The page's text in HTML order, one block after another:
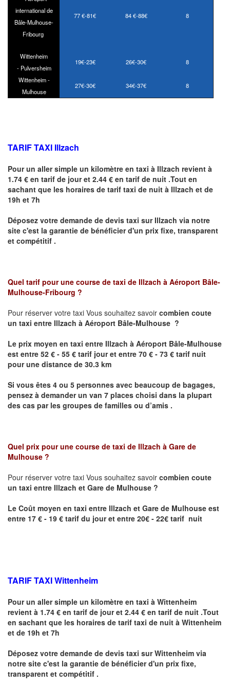
international de
Bâle-Mulhouse-
Fribourg
77 €-81€ 84 €-88€ 8
Wittenheim
- Pulversheim
19€-23€ 26€-30€ 8
Wittenheim -
Mulhouse
27€-30€ 34€-37€ 8
TARIF TAXI Illzach
Pour un aller simple un kilomètre en taxi à Illzach revient à
1.74 € en tarif de jour et 2.44 € en tarif de nuit .Tout en
sachant que les horaires de tarif taxi de nuit à Illzach et de
19h et 7h
Déposez votre demande de devis taxi surIllzach via notre
site c'est la garantie de bénéficier d'un prix fixe, transparent
et compétitif .
Quel tarif pour une course de taxi de Illzach à Aéroport Bâle-
Mulhouse-Fribourg ?
Pour réserver votre taxi Vous souhaitez savoir combien coute
un taxi entre Illzach à Aéroport Bâle-Mulhouse ?
Le prix moyen en taxi entre Illzach à Aéroport Bâle-Mulhouse
est entre 52 € - 55 € tarif jour et entre 70 € - 73 € tarif nuit
pour une distance de 30.3 km
Si vous êtes 4 ou 5 personnes avec beaucoup de bagages,
pensez à demander un van 7 places choisi dans la plupart
des cas par les groupes de familles ou d’amis .
Quel prix pour une course de taxi de Illzach à Gare de
Mulhouse ?
Pour réserver votre taxi Vous souhaitez savoir combien coute
un taxi entre Illzach et Gare de Mulhouse ?
Le Coût moyen en taxi entre Illzach et Gare de Mulhouse est
entre 17 € - 19 € tarif du jour et entre 20€ - 22€ tarif nuit
TARIF TAXIWittenheim
Pour un aller simple un kilomètre en taxi à Wittenheim
revient à 1.74 € en tarif de jour et 2.44 € en tarif de nuit .Tout
en sachant que les horaires de tarif taxi de nuit à Wittenheim
et de 19h et 7h
Déposez votre demande de devis taxi surWittenheim via
notre site c'est la garantie de bénéficier d'un prix fixe,
transparent et compétitif .